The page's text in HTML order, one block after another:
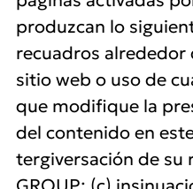
produzcan lo
recuadros alrededor
sitio web o uso de
que modifique la
del contenido en
tergiversación de su